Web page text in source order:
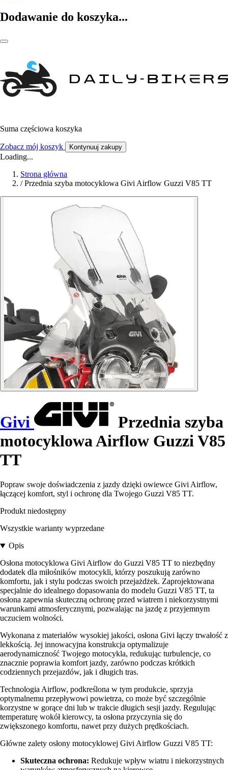
Dodawanie do koszyka...
Suma częściowa koszyka
Zobacz mój koszyk Kontynuuj zakupy
Loading...
Strona główna
/ Przednia szyba motocyklowa Givi Airflow Guzzi V85 TT
Givi
Przednia szyba
motocyklowa Airflow Guzzi V85
TT
Popraw swoje doświadczenia z jazdy dzięki owiewce Givi Airflow,
łączącej komfort, styl i ochronę dla Twojego Guzzi V85 TT.
Produkt niedostępny
Wszystkie warianty wyprzedane
Opis
Osłona motocyklowa Givi Airflow do Guzzi V85 TT to niezbędny
dodatek dla miłośników motocykli, którzy poszukują zarówno
komfortu, jak i stylu podczas swoich przejażdżek. Zaprojektowana
specjalnie do idealnego dopasowania do modelu Guzzi V85 TT, ta
osłona zapewnia skuteczną ochronę przed wiatrem i niekorzystnymi
warunkami atmosferycznymi, pozwalając na jazdę z przyjemnym
uczuciem wolności.
Wykonana z materiałów wysokiej jakości, osłona Givi łączy trwałość z
lekkością. Jej innowacyjna konstrukcja optymalizuje
aerodynamiczność Twojego motocykla, redukując turbulencje, co
znacznie poprawia komfort jazdy, zarówno podczas krótkich
codziennych przejazdów, jak i długich tras.
Technologia Airflow, podkreślona w tym produkcie, sprzyja
optymalnemu przepływowi powietrza, co może być szczególnie
korzystne w gorące dni lub w trakcie długich sesji jazdy. Regulując
temperaturę wokół kierowcy, ta osłona przyczynia się do
zwiększonego komfortu, nawet przy dużych prędkościach.
Główne zalety osłony motocyklowej Givi Airflow Guzzi V85 TT:
Skuteczna ochrona: Redukuje wpływ wiatru i niekorzystnych